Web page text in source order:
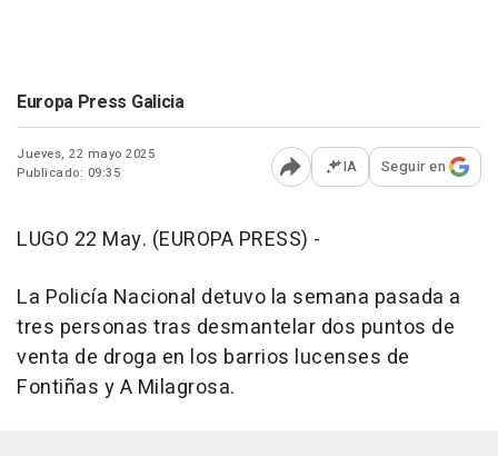
Europa Press Galicia
Jueves, 22 mayo 2025
Publicado: 09:35
Abrir opciones para
IA Seguir en
LUGO 22 May. (EUROPA PRESS) -
La Policía Nacional detuvo la semana pasada a
tres personas tras desmantelar dos puntos de
venta de droga en los barrios lucenses de
Fontiñas y A Milagrosa.